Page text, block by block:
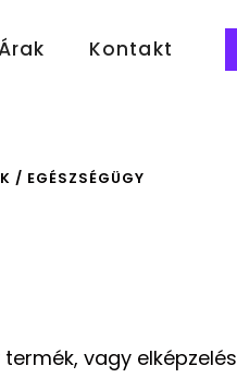
Kontakt
/ EGÉSZSÉGÜGY
vagy elképzelés